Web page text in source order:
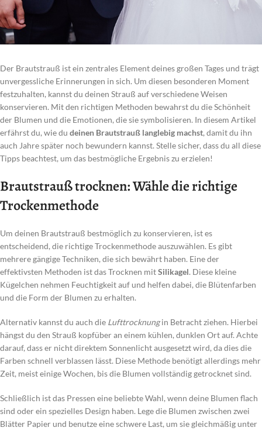
Der Brautstrauß ist ein zentrales Element deines großen Tages und trägt
unvergessliche Erinnerungen in sich. Um diesen besonderen Moment
festzuhalten, kannst du deinen Strauß auf verschiedene Weisen
konservieren. Mit den richtigen Methoden bewahrst du die Schönheit
der Blumen und die Emotionen, die sie symbolisieren. In diesem Artikel
erfährst du, wie du deinen Brautstrauß langlebig machst, damit du ihn
auch Jahre später noch bewundern kannst. Stelle sicher, dass du all diese
Tipps beachtest, um das bestmögliche Ergebnis zu erzielen!
Brautstrauß trocknen: Wähle die richtige
Trockenmethode
Um deinen Brautstrauß bestmöglich zu konservieren, ist es
entscheidend, die richtige Trockenmethode auszuwählen. Es gibt
mehrere gängige Techniken, die sich bewährt haben. Eine der
effektivsten Methoden ist das Trocknen mitSilikagel. Diese kleine
Kügelchen nehmen Feuchtigkeit auf und helfen dabei, die Blütenfarben
und die Form der Blumen zu erhalten.
Alternativ kannst du auch die Lufttrocknungin Betracht ziehen. Hierbei
hängst du den Strauß kopfüber an einem kühlen, dunklen Ort auf. Achte
darauf, dass er nicht direktem Sonnenlicht ausgesetzt wird, da dies die
Farben schnell verblassen lässt. Diese Methode benötigt allerdings mehr
Zeit, meist einige Wochen, bis die Blumen vollständig getrocknet sind.
Schließlich ist das Pressen eine beliebte Wahl, wenn deine Blumen flach
sind oder ein spezielles Design haben. Lege die Blumen zwischen zwei
Blätter Papier und benutze eine schwere Last, um sie gleichmäßig unter